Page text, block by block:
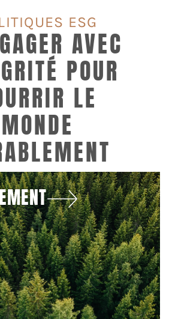
ESG
AVEC
POUR
LE
MONDE